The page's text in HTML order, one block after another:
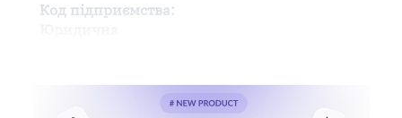
Код підприємства: